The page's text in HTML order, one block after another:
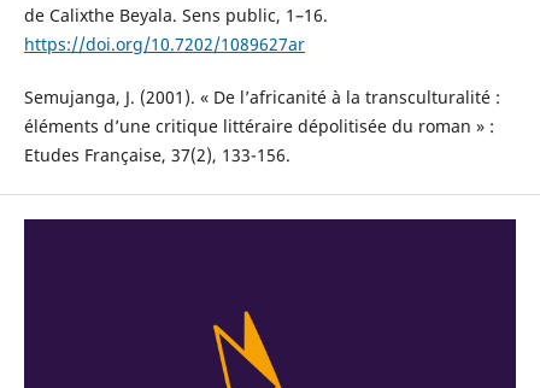
de Calixthe Beyala. Sens public, 1–16.
https://doi.org/10.7202/1089627ar
Semujanga, J. (2001). « De l’africanité à la transculturalité :
éléments d’une critique littéraire dépolitisée du roman » :
Etudes Française, 37(2), 133-156.